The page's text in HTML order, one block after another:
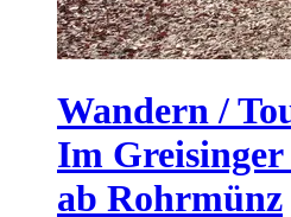
Wandern /
Im
ab Rohrmünz